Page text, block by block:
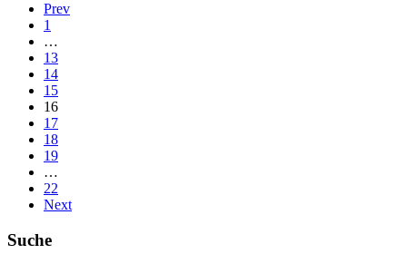
Prev
1
…
13
14
15
16
17
18
19
…
22
Next
Suche